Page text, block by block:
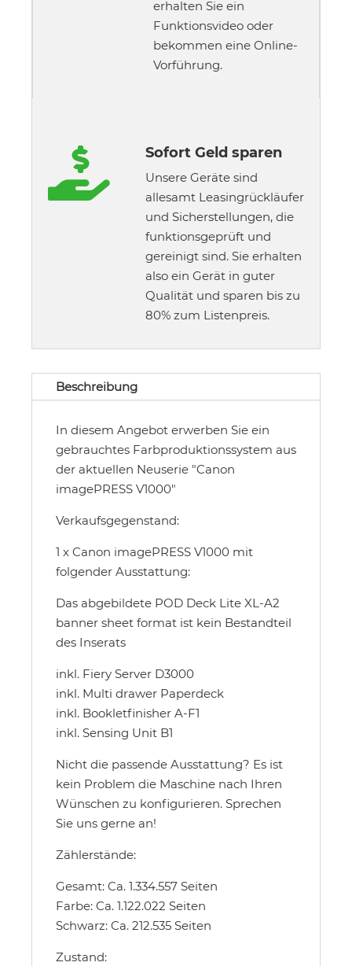
erhalten Sie ein
Funktionsvideo oder
bekommen eine Online-
Vorführung.
 Sofort Geld sparen
Unsere Geräte sind
allesamt Leasingrückläufer
und Sicherstellungen, die
funktionsgeprüft und
gereinigt sind. Sie erhalten
also ein Gerät in guter
Qualität und sparen bis zu
80% zum Listenpreis.
Beschreibung
In diesem Angebot erwerben Sie ein
gebrauchtes Farbproduktionssystem aus
der aktuellen Neuserie "Canon
imagePRESS V1000"
Verkaufsgegenstand:
1 x Canon imagePRESS V1000 mit
folgender Ausstattung:
Das abgebildete POD Deck Lite XL-A2
banner sheet format ist kein Bestandteil
des Inserats
inkl. Fiery Server D3000
inkl. Multi drawer Paperdeck
inkl. Bookletfinisher A-F1
inkl. Sensing Unit B1
Nicht die passende Ausstattung? Es ist
kein Problem die Maschine nach Ihren
Wünschen zu konfigurieren. Sprechen
Sie uns gerne an!
Zählerstände:
Gesamt: Ca. 1.334.557 Seiten
Farbe: Ca. 1.122.022 Seiten
Schwarz: Ca. 212.535 Seiten
Zustand: